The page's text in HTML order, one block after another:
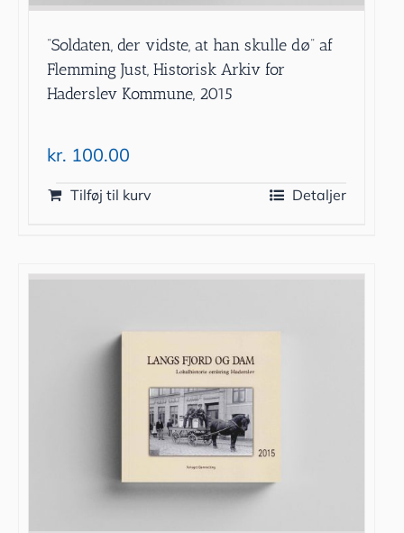
”Soldaten, der vidste, at han skulle dø” af
Flemming Just, Historisk Arkiv for
Haderslev Kommune, 2015
kr. 100.00
Tilføj til kurv Detaljer